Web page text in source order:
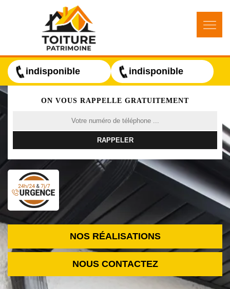
indisponible indisponible
ON VOUS RAPPELLE GRATUITEMENT
NOS RÉALISATIONS
NOUS CONTACTEZ